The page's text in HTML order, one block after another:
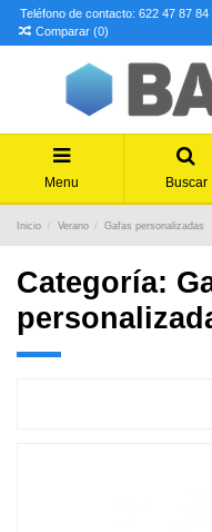
Teléfono de contacto: 622 47 87 84
Comparar (0)
Menu Buscar
Inicio Verano Gafas personalizadas
Categoría: